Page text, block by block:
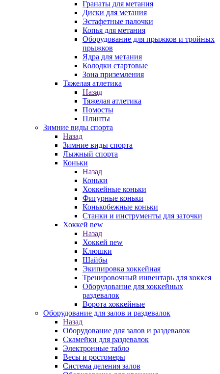
Гранаты для метания
Диски для метания
Эстафетные палочки
Копья для метания
Оборудование для прыжков и тройных
прыжков
Ядра для метания
Колодки стартовые
Зона приземления
Тяжелая атлетика
Назад
Тяжелая атлетика
Помосты
Плинты
Зимние виды спорта
Назад
Зимние виды спорта
Лыжный спорта
Коньки
Назад
Коньки
Хоккейные коньки
Фигурные коньки
Конькобежные коньки
Станки и инструменты для заточки
Хоккей new
Назад
Хоккей new
Клюшки
Шайбы
Экипировка хоккейная
Тренировочный инвентарь для хоккея
Оборудование для хоккейных
раздевалок
Ворота хоккейные
Оборудование для залов и раздевалок
Назад
Оборудование для залов и раздевалок
Скамейки для раздевалок
Электронные табло
Весы и ростомеры
Система деления залов